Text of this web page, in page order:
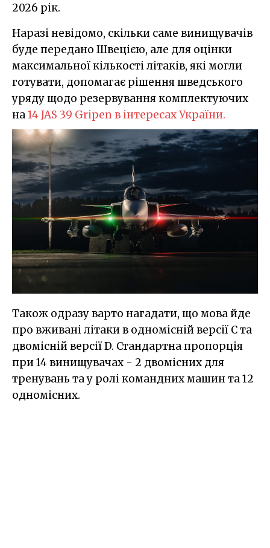
2026 рік.
Наразі невідомо, скільки саме винищувачів
буде передано Швецією, але для оцінки
максимальної кількості літаків, які могли
готувати, допомагає рішення шведського
уряду щодо резервування комплектуючих
на14 JAS 39 Gripen в інтересах України.
Також одразу варто нагадати, що мова йде
про вживані літаки в одномісній версії C та
двомісній версії D. Стандартна пропорція
при 14 винищувачах - 2 двомісних для
тренувань та у ролі командних машин та 12
одномісних.